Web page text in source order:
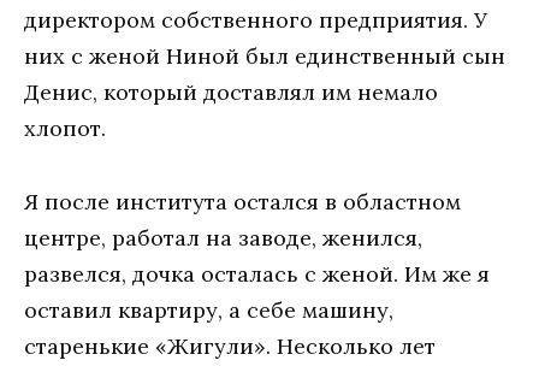
директором собственного предприятия. У
них с женой Ниной был единственный сын
Денис, который доставлял им немало
хлопот.
Я после института остался в областном
центре, работал на заводе, женился,
развелся, дочка осталась с женой. Им же я
оставил квартиру, а себе машину,
старенькие «Жигули». Несколько лет